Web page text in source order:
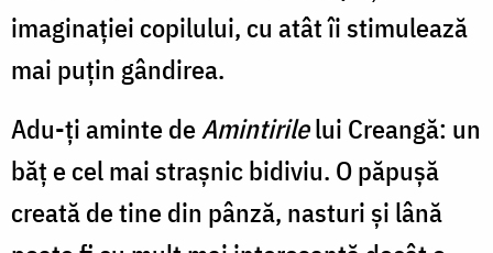
imaginaţiei copilului, cu atât îi stimulează
mai puţin gândirea.
Adu-ţi aminte deAmintirilelui Creangă: un
băţ e cel mai straşnic bidiviu. O păpuşă
creată de tine din pânză, nasturi şi lână